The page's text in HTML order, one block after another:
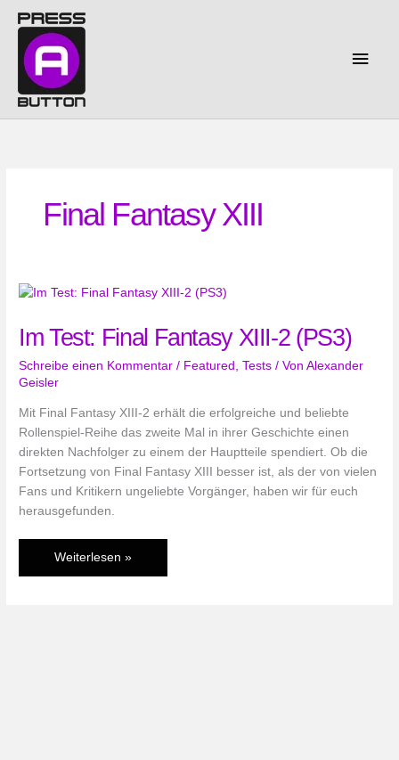
Inhalt
springen
Final Fantasy XIII
Im Test: Final Fantasy XIII-2 (PS3)
Schreibe einen Kommentar / Featured ,Tests / VonAlexander
Geisler
Mit Final Fantasy XIII-2 erhält die erfolgreiche und beliebte
Rollenspiel-Reihe das zweite Mal in ihrer Geschichte einen
direkten Nachfolger zu einem der Hauptteile spendiert. Ob die
Fortsetzung von Final Fantasy XIII besser ist, als der von vielen
Fans und Kritikern ungeliebte Vorgänger, haben wir für euch
herausgefunden.
Im
Test:
Weiterlesen »